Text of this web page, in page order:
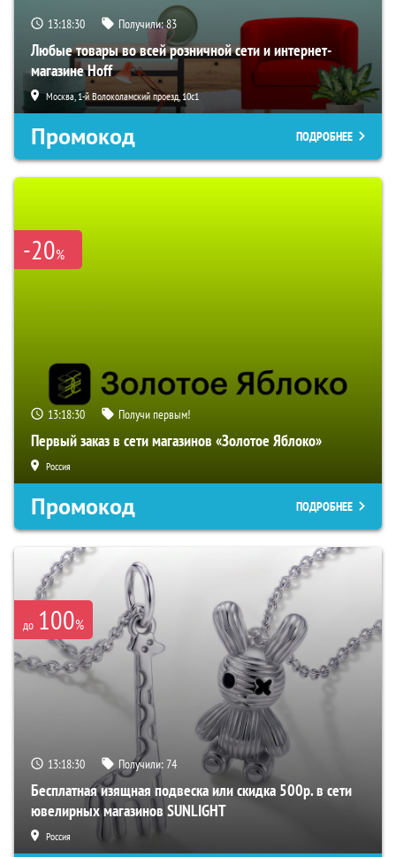
13:18:29 Получили:83
Любые товары во всей розничной сети и интернет-
магазине Hoff
Москва, 1-й Волоколамский проезд, 10с1
Промокод ПОДРОБНЕЕ
-20%
13:18:29 Получи первым!
Первый заказ в сети магазинов «Золотое Яблоко»
Россия
Промокод ПОДРОБНЕЕ
до 100%
13:18:29 Получили:74
Бесплатная изящная подвеска или скидка 500р. в сети
ювелирных магазинов SUNLIGHT
Россия